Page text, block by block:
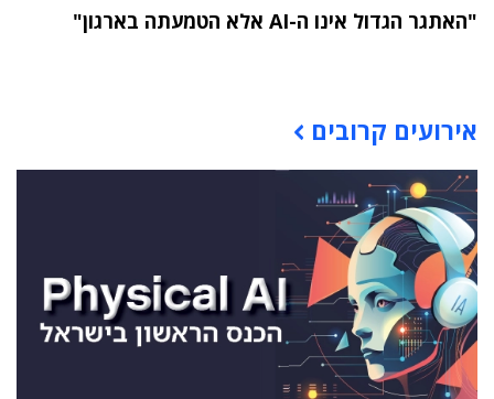
"האתגר הגדול אינו ה-AI אלא הטמעתה בארגון"
אירועים קרובים